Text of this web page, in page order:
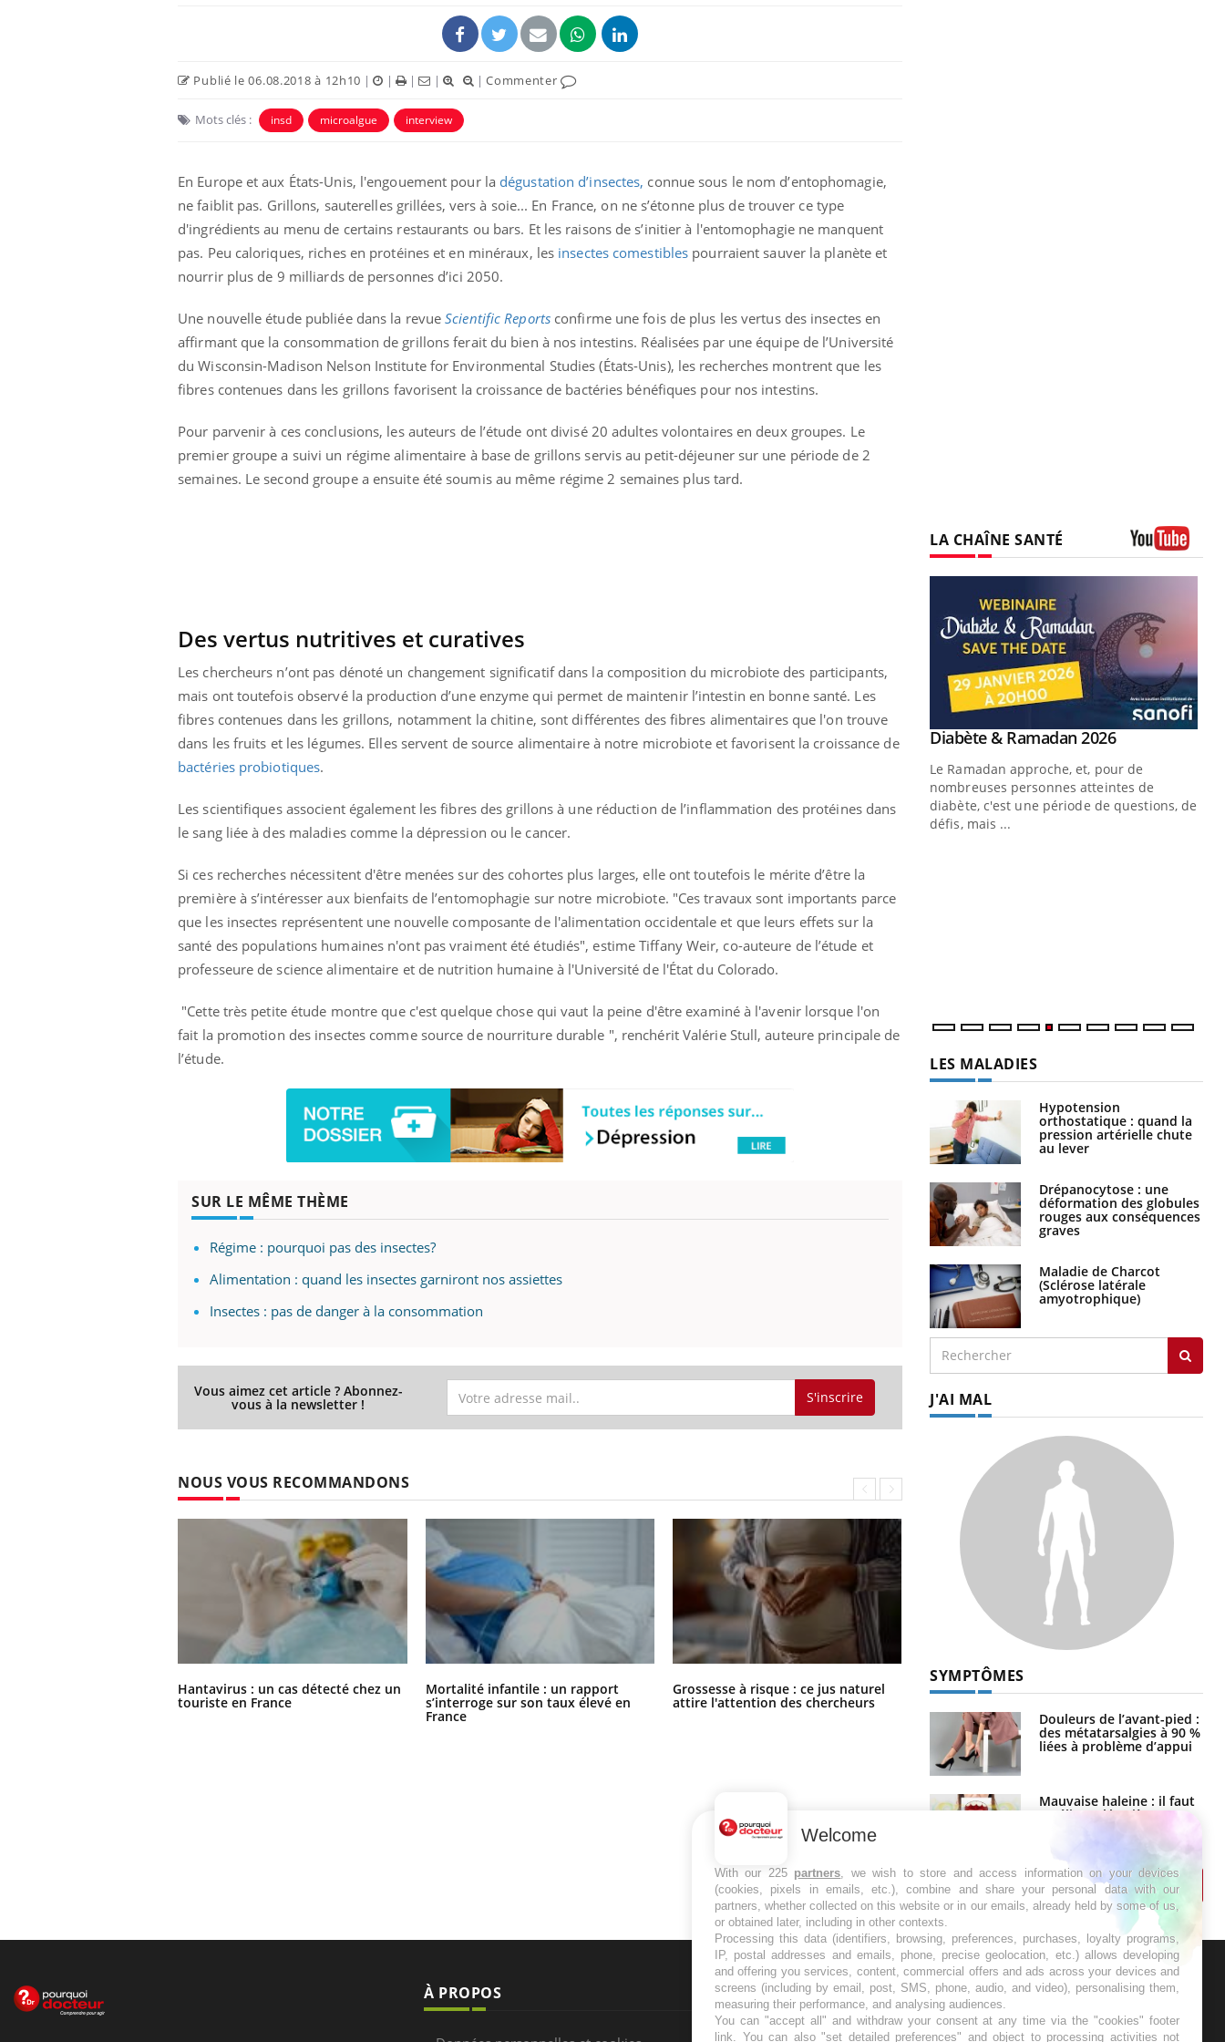
Publié le 06.08.2018 à 12h10 | | | | |Commenter
Mots clés : insd microalgue interview
En Europe et aux États-Unis, l'engouement pour la dégustation d’insectes, connue sous le nom d’entophomagie,
ne faiblit pas. Grillons, sauterelles grillées, vers à soie... En France, on ne s’étonne plus de trouver ce type
d'ingrédients au menu de certains restaurants ou bars. Et les raisons de s’initier à l'entomophagie ne manquent
pas. Peu caloriques, riches en protéines et en minéraux, les insectes comestibles pourraient sauver la planète et
nourrir plus de 9 milliards de personnes d’ici 2050.
Une nouvelle étude publiée dans la revueScientific Reportsconfirme une fois de plus les vertus des insectes en
affirmant que la consommation de grillons ferait du bien à nos intestins. Réalisées par une équipe de l’Université
du Wisconsin-Madison Nelson Institute for Environmental Studies (États-Unis), les recherches montrent que les
fibres contenues dans les grillons favorisent la croissance de bactéries bénéfiques pour nos intestins.
Pour parvenir à ces conclusions, les auteurs de l’étude ont divisé 20 adultes volontaires en deux groupes. Le
premier groupe a suivi un régime alimentaire à base de grillons servis au petit-déjeuner sur une période de 2
semaines. Le second groupe a ensuite été soumis au même régime 2 semaines plus tard.
Des vertus nutritives et curatives
Les chercheurs n’ont pas dénoté un changement significatif dans la composition du microbiote des participants,
mais ont toutefois observé la production d’une enzyme qui permet de maintenir l’intestin en bonne santé. Les
fibres contenues dans les grillons, notamment la chitine, sont différentes des fibres alimentaires que l'on trouve
dans les fruits et les légumes. Elles servent de source alimentaire à notre microbiote et favorisent la croissance de
bactéries probiotiques.
Les scientifiques associent également les fibres des grillons à une réduction de l’inflammation des protéines dans
le sang liée à des maladies comme la dépression ou le cancer.
Si ces recherches nécessitent d'être menées sur des cohortes plus larges, elle ont toutefois le mérite d’être la
première à s’intéresser aux bienfaits de l’entomophagie sur notre microbiote. "Ces travaux sont importants parce
que les insectes représentent une nouvelle composante de l'alimentation occidentale et que leurs effets sur la
santé des populations humaines n'ont pas vraiment été étudiés", estime Tiffany Weir, co-auteure de l’étude et
professeure de science alimentaire et de nutrition humaine à l'Université de l'État du Colorado.
"Cette très petite étude montre que c'est quelque chose qui vaut la peine d'être examiné à l'avenir lorsque l'on
fait la promotion des insectes comme source de nourriture durable ", renchérit Valérie Stull, auteure principale de
l’étude.
SUR LE MÊME THÈME
Régime : pourquoi pas des insectes?
Alimentation : quand les insectes garniront nos assiettes
Insectes : pas de danger à la consommation
Vous aimez cet article ? Abonnez-
vous à la newsletter ! S'inscrire
NOUS VOUS RECOMMANDONS
Hantavirus : un cas détecté chez un
touriste en France
Mortalité infantile : un rapport
s’interroge sur son taux élevé en
France
Grossesse à risque : ce jus naturel
attire l'attention des chercheurs
Comment oublier les écrans en
vacances ?
LA CHAÎNE SANTÉ
Insuline & Charge mentale : et si on
osait en parler??Youtube
reste entourée d'idées reçues chez les
patients comme parfois chez les soignants.
Youtube
Eczéma Chronique des Mains : se
préparer pour l’été !Youtube
rythme de vie ! Vacances, plage, piscine,
soleil, activités en plein air… Nos mains
sont ...
Youtube
Diabète & Ramadan 2026Youtube
Le Ramadan approche, et, pour de
nombreuses personnes atteintes de
diabète, c'est une période de questions, de
défis, mais ...
LES MALADIES
Hypotension
orthostatique : quand la
pression artérielle chute
au lever
Drépanocytose : une
déformation des globules
rouges aux conséquences
graves
Maladie de Charcot
(Sclérose latérale
amyotrophique)
J'AI MAL
SYMPTÔMES
Douleurs de l’avant-pied :
des métatarsalgies à 90 %
liées à problème d’appui
Mauvaise haleine : il faut
améliorer l’hygiène
À PROPOS NEWSLETTER
Recevez toutes les semaines les meilleures
Welcome
With our 225 partners, we wish to store and access information on your devices
(cookies, pixels in emails, etc.), combine and share your personal data with our
partners, whether collected on this website or in our emails, already held by some of us,
or obtained later, including in other contexts.
Processing this data (identifiers, browsing, preferences, purchases, loyalty programs,
IP, postal addresses and emails, phone, precise geolocation, etc.) allows developing
and offering you services, content, commercial offers and ads across your devices and
screens (including by email, post, SMS, phone, audio, and video), personalising them,
measuring their performance, and analysing audiences.
You can "accept all" and withdraw your consent at any time via the "cookies" footer
link. You can also "set detailed preferences" and object to processing activities not